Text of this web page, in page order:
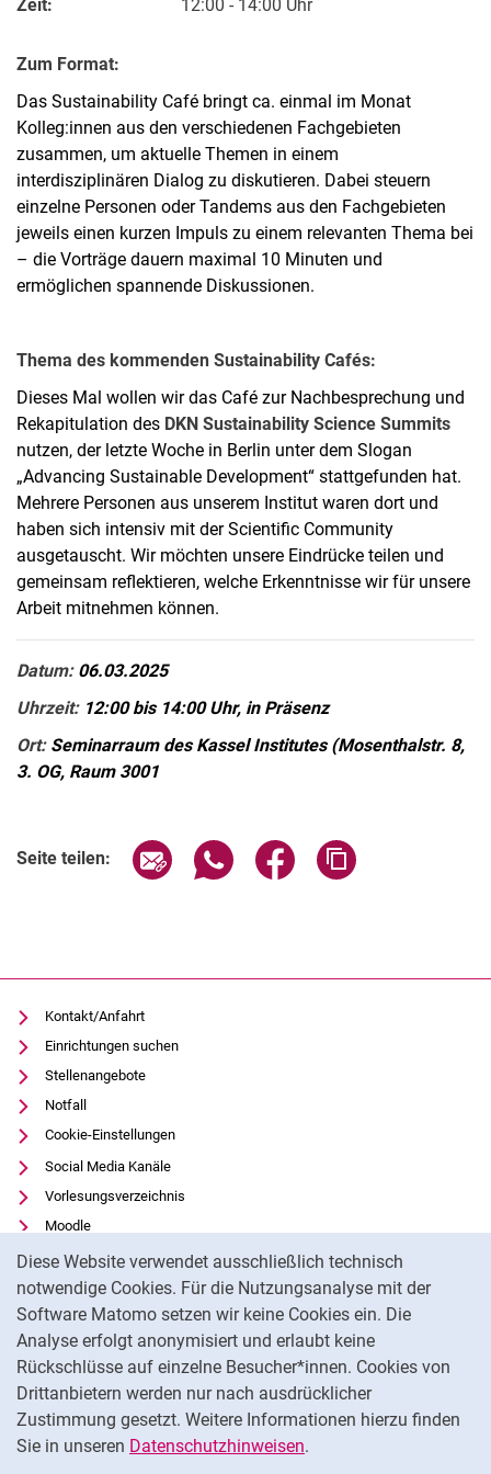
Diese Website verwendet ausschließlich technisch
notwendige Cookies. Für die Nutzungsanalyse mit der
Software Matomo setzen wir keine Cookies ein. Die
Analyse erfolgt anonymisiert und erlaubt keine
Rückschlüsse auf einzelne Besucher*innen. Cookies von
Drittanbietern werden nur nach ausdrücklicher
Zustimmung gesetzt. Weitere Informationen hierzu finden
Sie in unseren Datenschutzhinweisen.
Zeit:
12:00 - 14:00 Uhr
Zum Format:
Das Sustainability Café bringt ca. einmal im Monat
Kolleg:innen aus den verschiedenen Fachgebieten
zusammen, um aktuelle Themen in einem
interdisziplinären Dialog zu diskutieren. Dabei steuern
einzelne Personen oder Tandems aus den Fachgebieten
jeweils einen kurzen Impuls zu einem relevanten Thema bei
– die Vorträge dauern maximal 10 Minuten und
ermöglichen spannende Diskussionen.
Thema des kommenden Sustainability Cafés:
Dieses Mal wollen wir das Café zur Nachbesprechung und
Rekapitulation des DKN Sustainability Science Summits
nutzen, der letzte Woche in Berlin unter dem Slogan
„Advancing Sustainable Development“ stattgefunden hat.
Mehrere Personen aus unserem Institut waren dort und
haben sich intensiv mit der Scientific Community
ausgetauscht. Wir möchten unsere Eindrücke teilen und
gemeinsam reflektieren, welche Erkenntnisse wir für unsere
Arbeit mitnehmen können.
Datum:06.03.2025
Uhrzeit:12:00 bis 14:00 Uhr, in Präsenz
Ort:Seminarraum des Kassel Institutes (Mosenthalstr. 8,
3. OG, Raum 3001
Seite teilen: Seite über E-Mail teilen
Seite über WhatsApp teilen
Seite über Facebook
Kontakt/Anfahrt
Einrichtungen suchen
Stellenangebote
Notfall
Cookie-Einstellungen
Social Media Kanäle
Vorlesungsverzeichnis
Moodle
Panopto
Universitätsbibliothek
Datenschutz
Barrierefreiheit
Transparenter KI-Einsatz